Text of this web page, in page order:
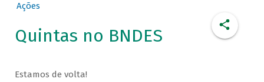
Ações
Quintas no BNDES
Estamos de volta!